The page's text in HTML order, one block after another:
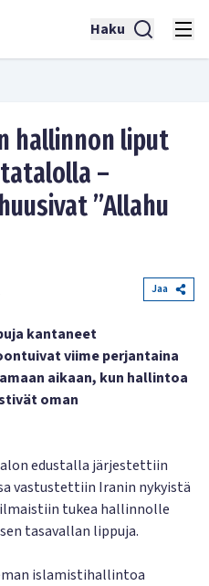
Haku
hallinnon liput
–
”Allahu
Jaa
kantaneet
viime perjantaina
aikaan, kun hallintoa
oman
edustalla järjestettiin
vastustettiin Iranin nykyistä
tukea hallinnolle
tasavallan lippuja.
islamistihallintoa